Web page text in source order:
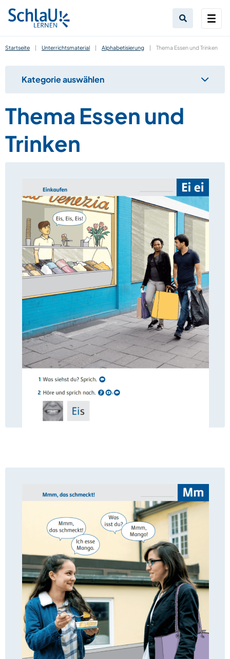
Startseite | Unterrichtsmaterial | Alphabetisierung | Thema Essen und Trinken
Kategorie auswählen
Thema Essen und
Trinken